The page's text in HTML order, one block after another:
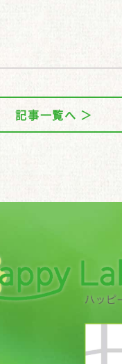
記事一覧へ ＞